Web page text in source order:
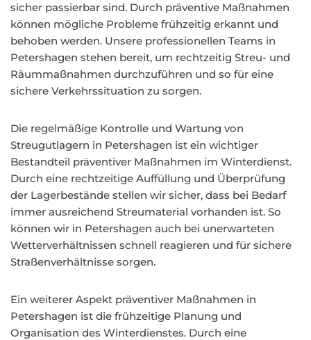
sicher passierbar sind. Durch präventive Maßnahmen
können mögliche Probleme frühzeitig erkannt und
behoben werden. Unsere professionellen Teams in
Petershagen stehen bereit, um rechtzeitig Streu- und
Räummaßnahmen durchzuführen und so für eine
sichere Verkehrssituation zu sorgen.
Die regelmäßige Kontrolle und Wartung von
Streugutlagern in Petershagen ist ein wichtiger
Bestandteil präventiver Maßnahmen im Winterdienst.
Durch eine rechtzeitige Auffüllung und Überprüfung
der Lagerbestände stellen wir sicher, dass bei Bedarf
immer ausreichend Streumaterial vorhanden ist. So
können wir in Petershagen auch bei unerwarteten
Wetterverhältnissen schnell reagieren und für sichere
Straßenverhältnisse sorgen.
Ein weiterer Aspekt präventiver Maßnahmen in
Petershagen ist die frühzeitige Planung und
Organisation des Winterdienstes. Durch eine